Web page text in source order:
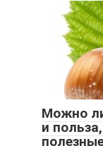
Можно
и